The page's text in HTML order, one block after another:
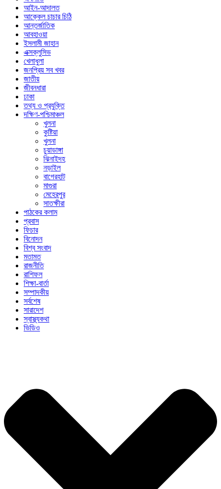
আইন-আদালত
আক্কেল চাচার চিঠি
আন্তর্জাতিক
আবহাওয়া
ইসলামী জাহান
এক্সক্লুসিভ
খেলাধুলা
জনপ্রিয় সব খবর
জাতীয়
জীবনধারা
ঢাকা
তথ্য ও প্রযুক্তি
দক্ষিণ-পশ্চিমাঞ্চল
খুলনা
কুষ্টিয়া
খুলনা
চুয়াডাঙ্গা
ঝিনাইদহ
নড়াইল
বাগেরহাট
মাগুরা
মেহেরপুর
সাতক্ষীরা
পাঠকের কলাম
প্রবাস
ফিচার
বিনোদন
বিশ্ব সংবাদ
মতামত
রাজনীতি
রাশিফল
শিক্ষা-বার্তা
সম্পাদকীয়
সর্বশেষ
সারাদেশ
স্বাস্থ্যকথা
ভিডিও